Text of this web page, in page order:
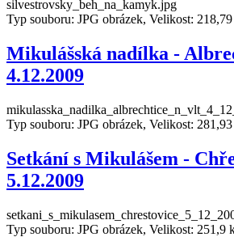
silvestrovsky_beh_na_kamyk.jpg
Typ souboru: JPG obrázek, Velikost:
Mikulášská nadílka -
4.12.2009
Typ souboru: JPG obrázek, Velikost:
Setkání s Mikulášem -
5.12.2009
Typ souboru: JPG obrázek, Velikost: 251,9